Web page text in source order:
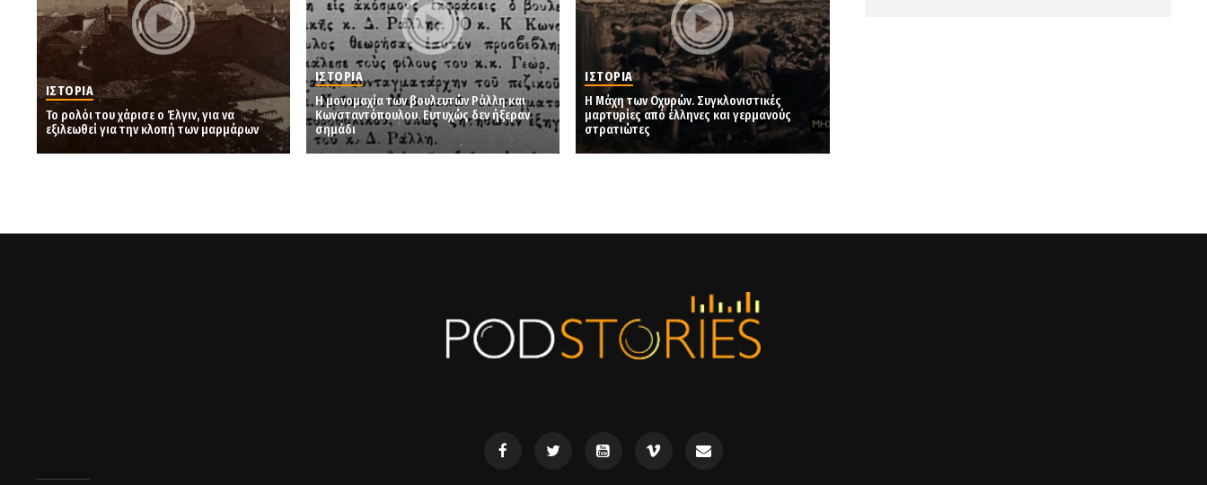
ΙΣΤΟΡΙΑ
Το ρολόι του χάρισε ο Έλγιν, για να
εξιλεωθεί για την κλοπή των μαρμάρων
ΙΣΤΟΡΙΑ
Η μονομαχία των βουλευτών Ράλλη και
Κωνσταντόπουλου. Ευτυχώς δεν ήξεραν
σημάδι
ΙΣΤΟΡΙΑ
Η Μάχη των Οχυρών. Συγκλονιστικές
μαρτυρίες από έλληνες και γερμανούς
στρατιώτες